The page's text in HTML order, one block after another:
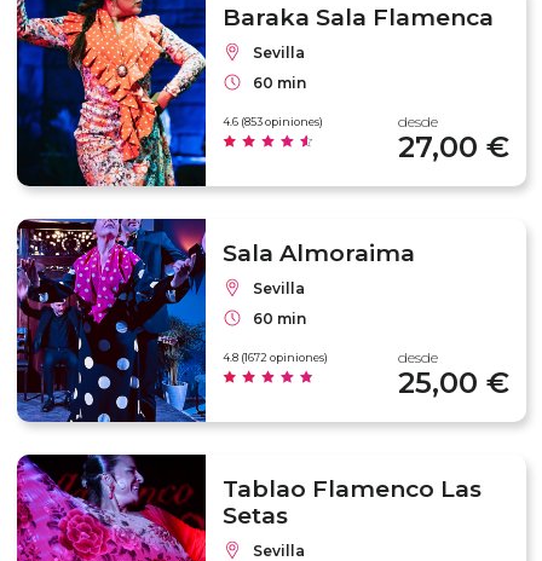
Baraka Sala Flamenca
Sevilla
60 min
4.6 (853 opiniones) desde
27,00 €
Sala Almoraima
Sevilla
60 min
4.8 (1672 opiniones) desde
25,00 €
Tablao Flamenco Las
Setas
Sevilla